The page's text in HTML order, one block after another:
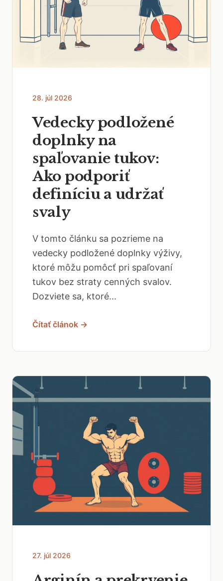
28. júl 2026
Vedecky podložené
doplnky na
spaľovanie tukov:
Ako podporiť
definíciu a udržať
svaly
V tomto článku sa pozrieme na
vedecky podložené doplnky výživy,
ktoré môžu pomôcť pri spaľovaní
tukov bez straty cenných svalov.
Dozviete sa, ktoré...
Čítať článok →
27. júl 2026